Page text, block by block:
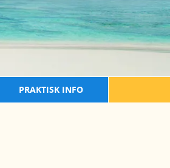
PRAKTISK INFO